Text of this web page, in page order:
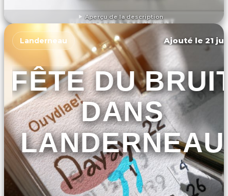
Aperçu de la description
DÉCOUVRIR L'ÉVÉNEMENT
Landerneau Ajouté le 21
FÊTE DU
DANS
LANDERNEAU